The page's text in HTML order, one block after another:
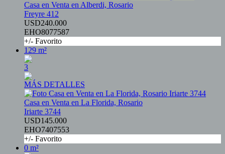
Casa en Venta en Alberdi, Rosario
Freyre 412
USD240.000
EHO8077587
+/- Favorito
129 m²
3
MÁS DETALLES
Casa en Venta en La Florida, Rosario
Iriarte 3744
USD145.000
EHO7407553
+/- Favorito
0 m²